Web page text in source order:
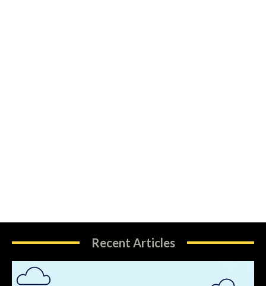
Recent Articles